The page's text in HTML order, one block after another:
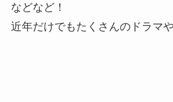
などなど！
近年だけでもたくさんのドラマ